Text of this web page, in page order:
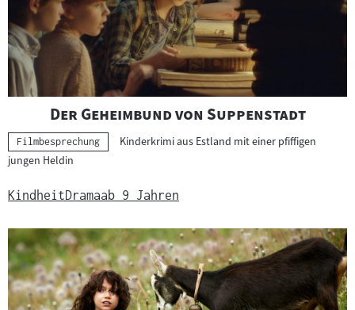
"
Der Geheimbund von Suppenstadt"
Kategorie:
Filmbesprechung
Kinderkrimi aus Estland mit einer pfiffigen
jungen Heldin
KindheitDramaab 9 Jahren